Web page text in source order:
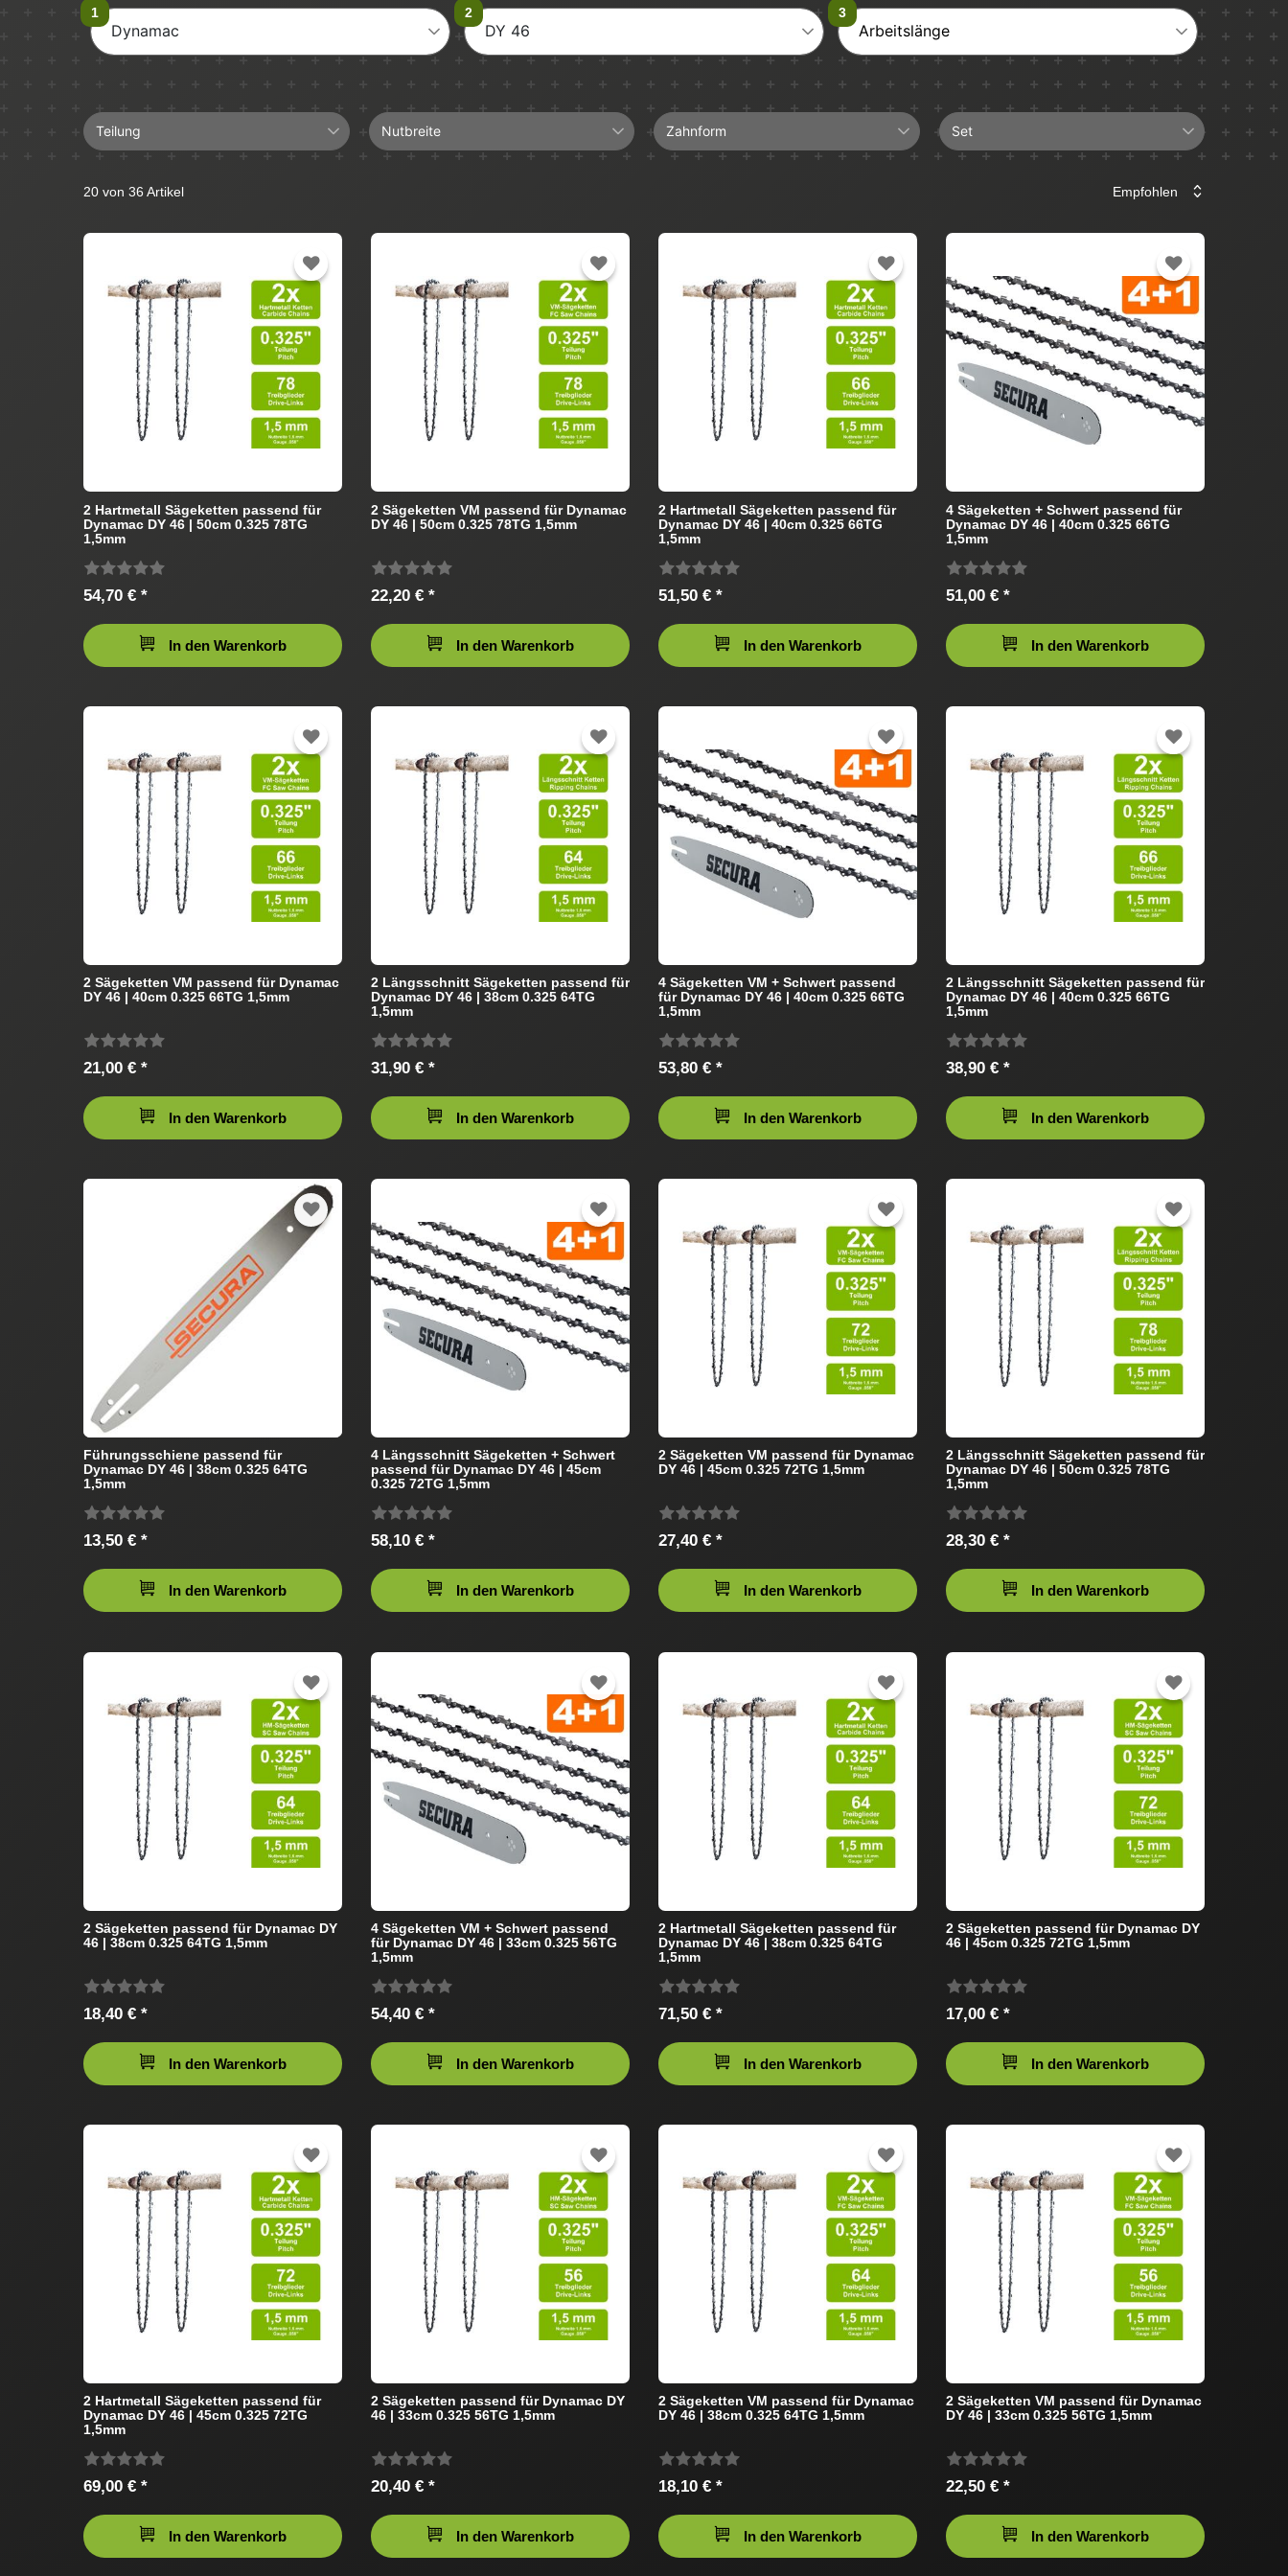
Dynamac DY 46 Arbeitslänge
Teilung Nutbreite Zahnform
Längsschnitt
Vollmeißel
Set
4+1
20 von 36 Artikel
2 Hartmetall Sägeketten passend für
Dynamac DY 46 | 50cm 0.325 78TG
1,5mm
54,70 € *
In den Warenkorb
2 Sägeketten VM passend für Dynamac
DY 46 | 50cm 0.325 78TG 1,5mm
22,20 € *
In den Warenkorb
2 Hartmetall Sägeketten passend für
Dynamac DY 46 | 40cm 0.325 66TG
1,5mm
51,50 € *
In den Warenkorb
4 Sägeketten + Schwert passend für
Dynamac DY 46 | 40cm 0.325 66TG
1,5mm
51,00 € *
In den Warenkorb
2 Sägeketten VM passend für Dynamac
DY 46 | 40cm 0.325 66TG 1,5mm
21,00 € *
In den Warenkorb
2 Längsschnitt Sägeketten passend für
Dynamac DY 46 | 38cm 0.325 64TG
1,5mm
31,90 € *
In den Warenkorb
4 Sägeketten VM + Schwert passend
für Dynamac DY 46 | 40cm 0.325 66TG
1,5mm
53,80 € *
In den Warenkorb
2 Längsschnitt Sägeketten passend für
Dynamac DY 46 | 40cm 0.325 66TG
1,5mm
38,90 € *
In den Warenkorb
Führungsschiene passend für
Dynamac DY 46 | 38cm 0.325 64TG
1,5mm
13,50 € *
In den Warenkorb
4 Längsschnitt Sägeketten + Schwert
passend für Dynamac DY 46 | 45cm
0.325 72TG 1,5mm
58,10 € *
In den Warenkorb
2 Sägeketten VM passend für Dynamac
DY 46 | 45cm 0.325 72TG 1,5mm
27,40 € *
In den Warenkorb
2 Längsschnitt Sägeketten passend für
Dynamac DY 46 | 50cm 0.325 78TG
1,5mm
28,30 € *
In den Warenkorb
2 Sägeketten passend für Dynamac DY
46 | 38cm 0.325 64TG 1,5mm
18,40 € *
In den Warenkorb
4 Sägeketten VM + Schwert passend
für Dynamac DY 46 | 33cm 0.325 56TG
1,5mm
54,40 € *
In den Warenkorb
2 Hartmetall Sägeketten passend für
Dynamac DY 46 | 38cm 0.325 64TG
1,5mm
71,50 € *
In den Warenkorb
2 Sägeketten passend für Dynamac DY
46 | 45cm 0.325 72TG 1,5mm
17,00 € *
In den Warenkorb
2 Hartmetall Sägeketten passend für
Dynamac DY 46 | 45cm 0.325 72TG
1,5mm
69,00 € *
In den Warenkorb
2 Sägeketten passend für Dynamac DY
46 | 33cm 0.325 56TG 1,5mm
20,40 € *
In den Warenkorb
2 Sägeketten VM passend für Dynamac
DY 46 | 38cm 0.325 64TG 1,5mm
18,10 € *
In den Warenkorb
2 Sägeketten VM passend für Dynamac
DY 46 | 33cm 0.325 56TG 1,5mm
22,50 € *
In den Warenkorb